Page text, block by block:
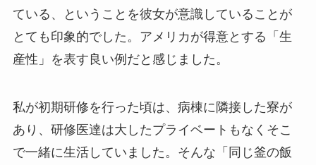
ている、ということを彼女が意識していることが
とても印象的でした。アメリカが得意とする「生
産性」を表す良い例だと感じました。
私が初期研修を行った頃は、病棟に隣接した寮が
あり、研修医達は大したプライベートもなくそこ
で一緒に生活していました。そんな「同じ釜の飯